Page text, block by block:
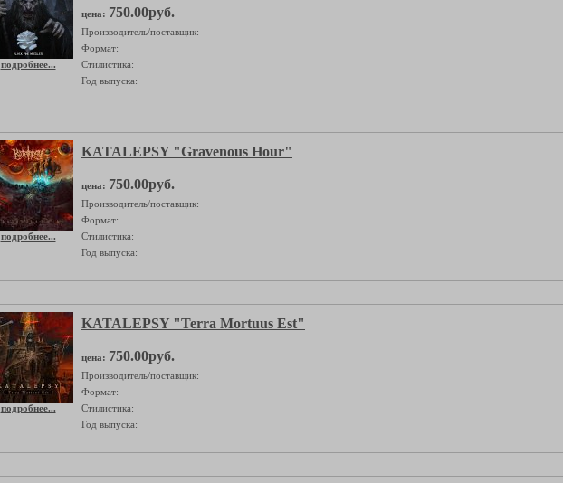
подробнее...
цена: 750.00руб.
Производитель/поставщик:
Формат:
Стилистика:
Год выпуска:
подробнее...
KATALEPSY "Gravenous Hour"
цена: 750.00руб.
Производитель/поставщик:
Формат:
Стилистика:
Год выпуска:
подробнее...
KATALEPSY "Terra Mortuus Est"
цена: 750.00руб.
Производитель/поставщик:
Формат:
Стилистика:
Год выпуска: